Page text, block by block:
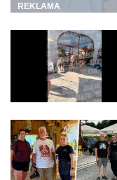
REKLAMA